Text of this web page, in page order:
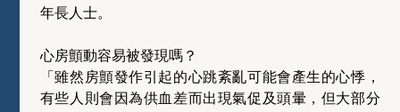
年長人士。
心房顫動容易被發現嗎？
「雖然房顫發作引起的心跳紊亂可能會產生的心悸，
有些人則會因為供血差而出現氣促及頭暈，但大部分